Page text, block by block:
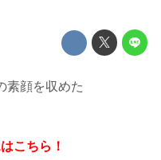
素顔を収めた
こちら！